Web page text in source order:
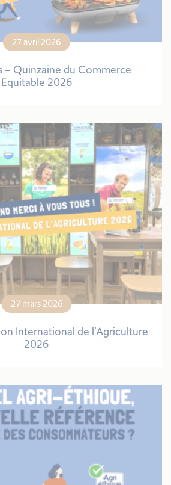
– Quinzaine du Commerce
Equitable 2026
27 avril 2026
International de l’Agriculture
2026
27 mars 2026